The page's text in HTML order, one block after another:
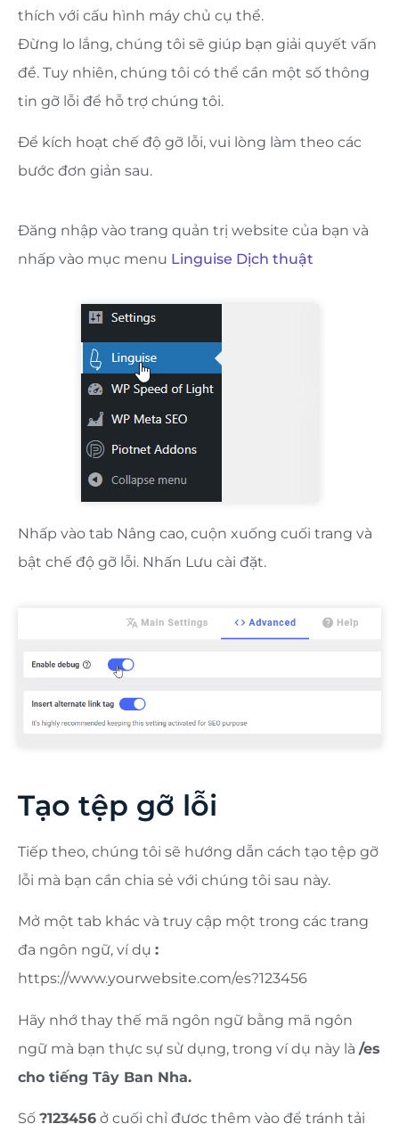
thích với cấu hình máy chủ cụ thể.
Đừng lo lắng, chúng tôi sẽ giúp bạn giải quyết vấn
đề. Tuy nhiên, chúng tôi có thể cần một số thông
tin gỡ lỗi để hỗ trợ chúng tôi.
Để kích hoạt chế độ gỡ lỗi, vui lòng làm theo các
bước đơn giản sau.
Đăng nhập vào trang quản trị website của bạn và
nhấp vào mục menu Linguise Dịch thuật
Nhấp vào tab Nâng cao, cuộn xuống cuối trang và
bật chế độ gỡ lỗi. Nhấn Lưu cài đặt.
Tạo tệp gỡ lỗi
Tiếp theo, chúng tôi sẽ hướng dẫn cách tạo tệp gỡ
lỗi mà bạn cần chia sẻ với chúng tôi sau này.
Mở một tab khác và truy cập một trong các trang
đa ngôn ngữ, ví dụ :
https://www.yourwebsite.com/es?123456
Hãy nhớ thay thế mã ngôn ngữ bằng mã ngôn
ngữ mà bạn thực sự sử dụng, trong ví dụ này là /es
cho tiếng Tây Ban Nha.
Số ?123456 ở cuối chỉ được thêm vào để tránh tải